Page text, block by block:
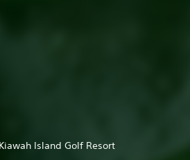
Island Golf Resort